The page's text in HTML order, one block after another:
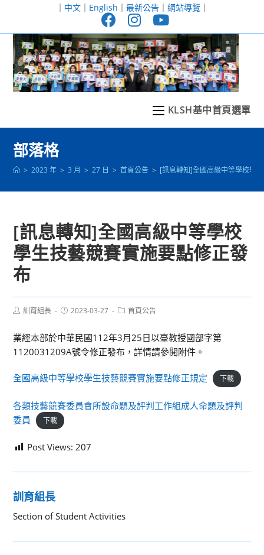
至
｜ 中文｜ English ｜ 最新公告｜ 網站導覽｜
KLSH基中首頁選單
部落格
> 2023 年 > 3 月 > 27 日 > 首頁公告 > [訊息轉知]全國高級中等學校學
[訊息轉知]全國高級中等學校
學生技藝競賽實施要點修正發
布
Post訓育組長
Post2023-03-27
Post首頁公告
業經本部於中華民國112年3月25日以臺教授國部字第
1120031209A號令修正發布，詳情請參閱附件。
全國高級中等學校學生技藝競賽實施要點修正規定 下載
各類技藝競賽委員會所設命題及評判工作組成人命題及評判
委員
下載
Post Views: 207
訓育組長
Section of Student Activities